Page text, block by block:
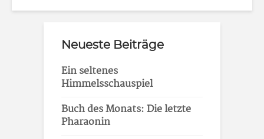
Neueste Beiträge
Ein seltenes
Himmelsschauspiel
Buch des Monats: Die letzte
Pharaonin